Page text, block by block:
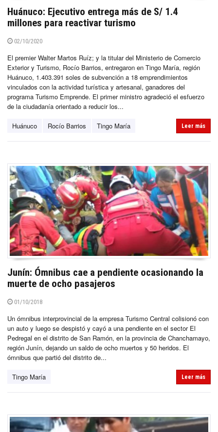
Huánuco: Ejecutivo entrega más de S/ 1.4
millones para reactivar turismo
02/10/2020
El premier Walter Martos Ruíz; y la titular del Ministerio de Comercio
Exterior y Turismo, Rocío Barrios, entregaron en Tingo María, región
Huánuco, 1.403.391 soles de subvención a 18 emprendimientos
vinculados con la actividad turística y artesanal, ganadores del
programa Turismo Emprende. El primer ministro agradeció el esfuerzo
de la ciudadanía orientado a reducir los...
Huánuco Rocío Barrios Tingo María Leer más
Junín: Ómnibus cae a pendiente ocasionando la
muerte de ocho pasajeros
01/10/2018
Un ómnibus interprovincial de la empresa Turismo Central colisionó con
un auto y luego se despistó y cayó a una pendiente en el sector El
Pedregal en el distrito de San Ramón, en la provincia de Chanchamayo,
región Junín, dejando un saldo de ocho muertos y 50 heridos. El
ómnibus que partió del distrito de...
Tingo María Leer más